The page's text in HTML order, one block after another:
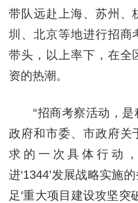
带队远赴上海、苏州、
圳、北京等地进行招商
带头，以上率下，在全
资的热潮。
“招商考察活动，是
政府和市委、市政府关
求的一次具体行动
进‘1344’发展战略实施
足‘重大项目建设攻坚突